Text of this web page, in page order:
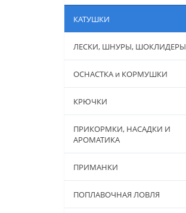
КАТУШКИ
ЛЕСКИ, ШНУРЫ, ШОКЛИДЕРЫ
ОСНАСТКА и КОРМУШКИ
КРЮЧКИ
ПРИКОРМКИ, НАСАДКИ И
АРОМАТИКА
ПРИМАНКИ
ПОПЛАВОЧНАЯ ЛОВЛЯ